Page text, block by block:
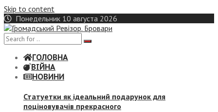
Skip to content
Понедельник 10 августа 2026
ГОЛОВНА
ВІЙНА
НОВИНИ
Статуетки як ідеальний подарунок для
поціновувачів прекрасного